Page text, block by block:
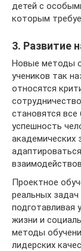
детей с
которым
3. Развитие
Новые методы
учеников так
относятся
становятся
успешность
академических
Проектное
реальных
подготавливая
жизни и
методы
лидерских